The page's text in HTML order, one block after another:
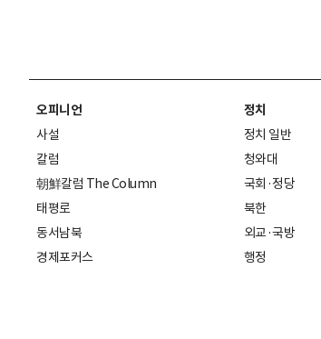
오피니언
사설
칼럼
朝鮮칼럼 The Column
태평로
동서남북
경제포커스
정치
정치 일반
청와대
국회·정당
북한
외교·국방
행정